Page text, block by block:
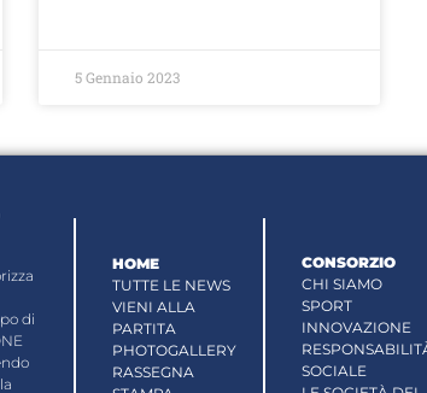
5 Gennaio 2023
di
HOME
TUTTE LE NEWS
VIENI ALLA
PARTITA
PHOTOGALLERY
RASSEGNA
CONSORZIO
CHI SIAMO
SPORT
INNOVAZIONE
SOCIALE